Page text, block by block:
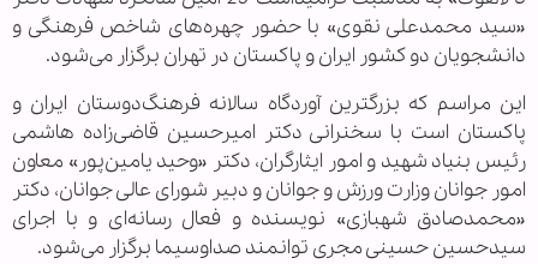
«سید محمدعلی نقوی» با حضور چهره‌های شاخص فرهنگی و
دانشجویان دو کشور ایران و پاکستان در تهران برگزار می‌شود.
این مراسم که بزرگترین آوردگاه سالانه فرهنگ‌دوستان ایران و
پاکستان است با سخنرانی دکتر امیرحسین قاضی‌زاده هاشمی
رئیس بنیاد شهید و امور ایثارگران، دکتر «وحید یامین‌پور» معاون
امور جوانان وزارت ورزش و جوانان و دبیر شورای عالی جوانان، دکتر
«محمدصادق شهبازی» نویسنده و فعال رسانه‌ای و با اجرای
سیدحسین حسینی مجری توانمند صداوسیما برگزار می‌شود.